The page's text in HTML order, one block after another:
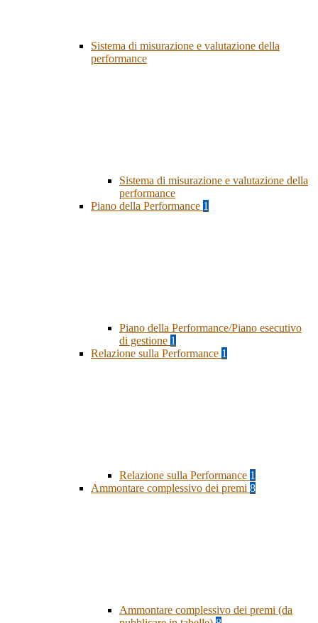
Sistema di misurazione e valutazione della
performance
Sistema di misurazione e valutazione della
performance
Piano della Performance 1
Piano della Performance/Piano esecutivo
di gestione 1
Relazione sulla Performance 1
Relazione sulla Performance 1
Ammontare complessivo dei premi 8
Ammontare complessivo dei premi (da